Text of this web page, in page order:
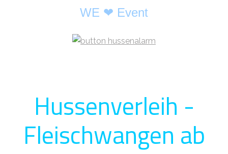
WE ❤ Event
Hussenverleih -
Fleischwangen ab